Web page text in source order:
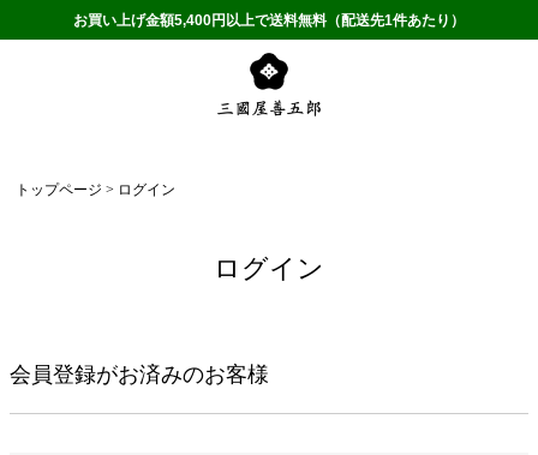
お買い上げ金額5,400円以上で送料無料（配送先1件あたり）
トップページ ログイン
ログイン
会員登録がお済みのお客様